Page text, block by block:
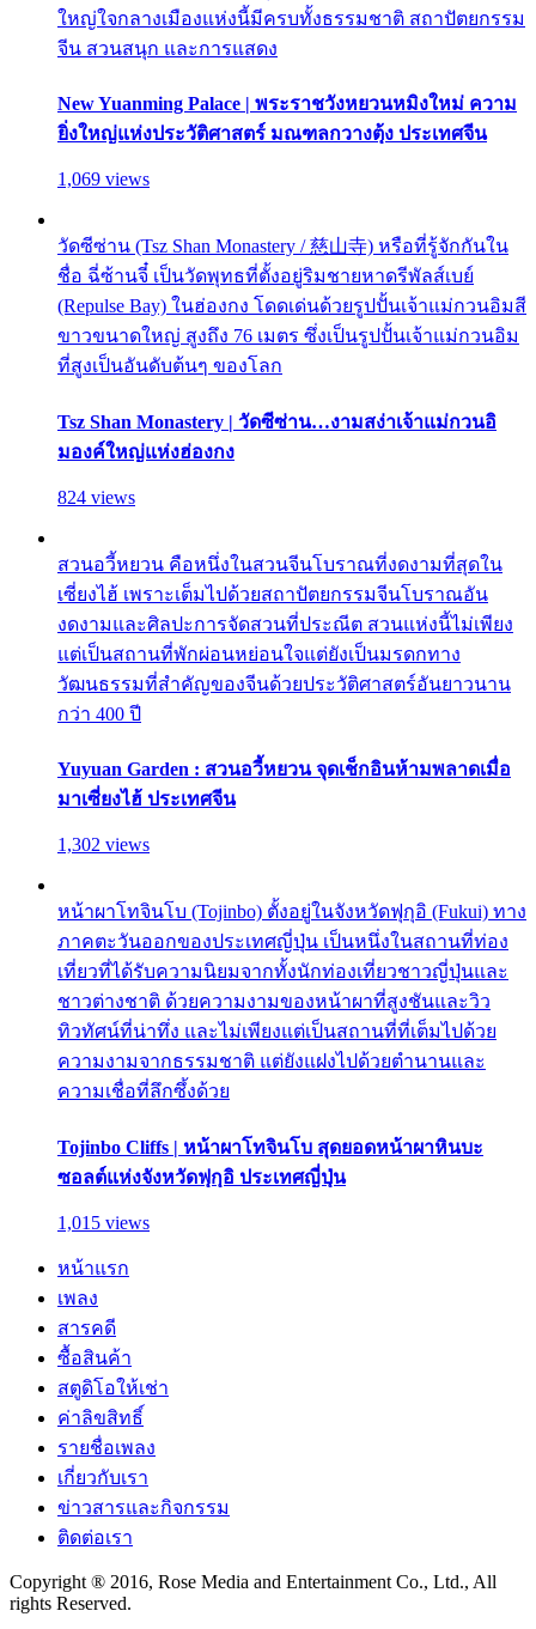
ใหญ่ใจกลางเมืองแห่งนี้มีครบทั้งธรรมชาติ สถาปัตยกรรม
จีน สวนสนุก และการแสดง
New Yuanming Palace | พระราชวังหยวนหมิงใหม่ ความ
ยิ่งใหญ่แห่งประวัติศาสตร์ มณฑลกวางตุ้ง ประเทศจีน
1,069 views
วัดซีซ่าน (Tsz Shan Monastery / 慈山寺) หรือที่รู้จักกันใน
ชื่อ ฉี่ซ้านจี๋ เป็นวัดพุทธที่ตั้งอยู่ริมชายหาดรีพัลส์เบย์
(Repulse Bay) ในฮ่องกง โดดเด่นด้วยรูปปั้นเจ้าแม่กวนอิมสี
ขาวขนาดใหญ่ สูงถึง 76 เมตร ซึ่งเป็นรูปปั้นเจ้าแม่กวนอิม
ที่สูงเป็นอันดับต้นๆ ของโลก
Tsz Shan Monastery | วัดซีซ่าน…งามสง่าเจ้าแม่กวนอิ
มองค์ใหญ่แห่งฮ่องกง
824 views
สวนอวี้หยวน คือหนึ่งในสวนจีนโบราณที่งดงามที่สุดใน
เซี่ยงไฮ้ เพราะเต็มไปด้วยสถาปัตยกรรมจีนโบราณอัน
งดงามและศิลปะการจัดสวนที่ประณีต สวนแห่งนี้ไม่เพียง
แต่เป็นสถานที่พักผ่อนหย่อนใจแต่ยังเป็นมรดกทาง
วัฒนธรรมที่สำคัญของจีนด้วยประวัติศาสตร์อันยาวนาน
กว่า 400 ปี
Yuyuan Garden : สวนอวี้หยวน จุดเช็กอินห้ามพลาดเมื่อ
มาเซี่ยงไฮ้ ประเทศจีน
1,302 views
หน้าผาโทจินโบ (Tojinbo) ตั้งอยู่ในจังหวัดฟุกุอิ (Fukui) ทาง
ภาคตะวันออกของประเทศญี่ปุ่น เป็นหนึ่งในสถานที่ท่อง
เที่ยวที่ได้รับความนิยมจากทั้งนักท่องเที่ยวชาวญี่ปุ่นและ
ชาวต่างชาติ ด้วยความงามของหน้าผาที่สูงชันและวิว
ทิวทัศน์ที่น่าทึ่ง และไม่เพียงแต่เป็นสถานที่ที่เต็มไปด้วย
ความงามจากธรรมชาติ แต่ยังแฝงไปด้วยตำนานและ
ความเชื่อที่ลึกซึ้งด้วย
Tojinbo Cliffs | หน้าผาโทจินโบ สุดยอดหน้าผาหินบะ
ซอลต์แห่งจังหวัดฟุกุอิ ประเทศญี่ปุ่น
1,015 views
หน้าแรก
เพลง
สารคดี
ซื้อสินค้า
สตูดิโอให้เช่า
ค่าลิขสิทธิ์
รายชื่อเพลง
เกี่ยวกับเรา
ข่าวสารและกิจกรรม
ติดต่อเรา
Copyright ® 2016, Rose Media and Entertainment Co., Ltd., All
rights Reserved.